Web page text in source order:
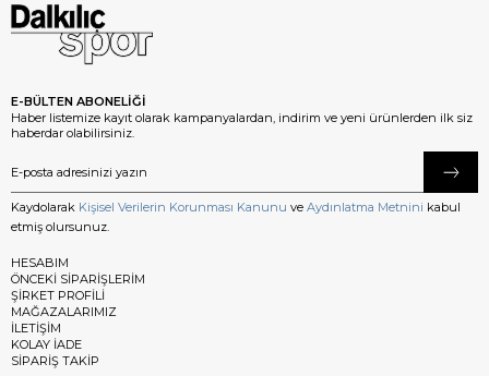
E-BÜLTEN ABONELİĞİ
Haber listemize kayıt olarak kampanyalardan, indirim ve yeni ürünlerden ilk siz
haberdar olabilirsiniz.
Kaydolarak Kişisel Verilerin Korunması Kanunu ve Aydınlatma Metnini kabul
etmiş olursunuz.
HESABIM
ÖNCEKİ SİPARİŞLERİM
ŞİRKET PROFİLİ
MAĞAZALARIMIZ
İLETİŞİM
KOLAY İADE
SİPARİŞ TAKİP